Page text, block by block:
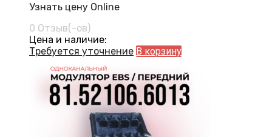
Узнать цену Online
0 Отзыв(-ов)
Цена и наличие:
Требуется уточнение В корзину